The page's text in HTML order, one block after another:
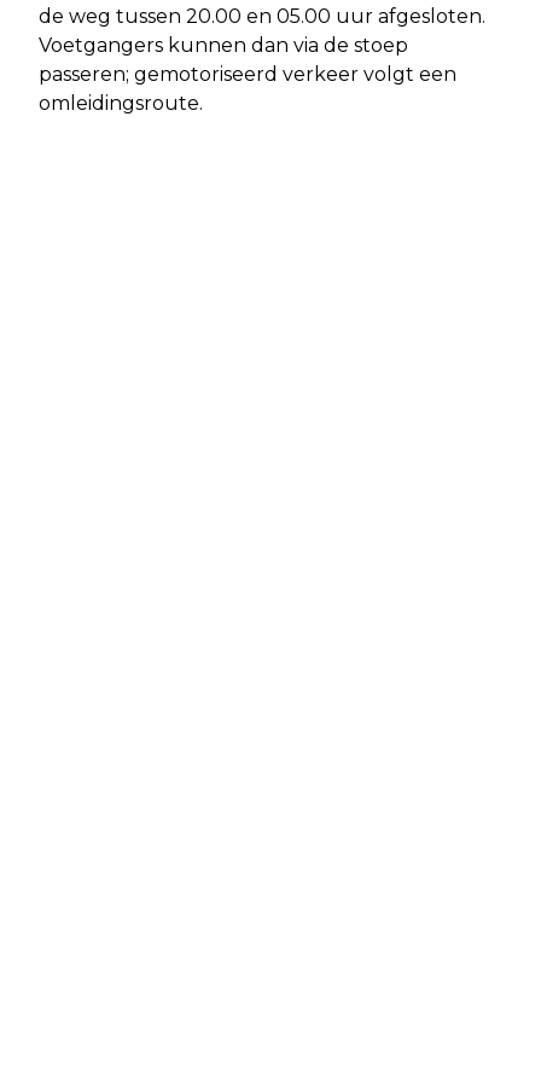
de weg tussen 20.00 en 05.00 uur afgesloten.
Voetgangers kunnen dan via de stoep
passeren; gemotoriseerd verkeer volgt een
omleidingsroute.